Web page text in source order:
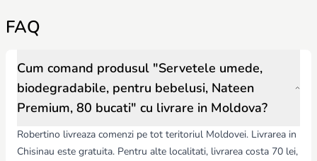
FAQ
Cum comand produsul "Servetele umede,
biodegradabile, pentru bebelusi, Nateen
Premium, 80 bucati" cu livrare in Moldova?
Robertino livreaza comenzi pe tot teritoriul Moldovei. Livrarea in
Chisinau este gratuita. Pentru alte localitati, livrarea costa 70 lei,